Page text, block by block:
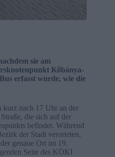
sie am
Kőbánya-
erfasst wurde, wie die
kurz nach 17 Uhr an der
die sich auf der
befindet. Während
der Stadt verorteten,
genaue Ort im 19.
Seite des KÖKI